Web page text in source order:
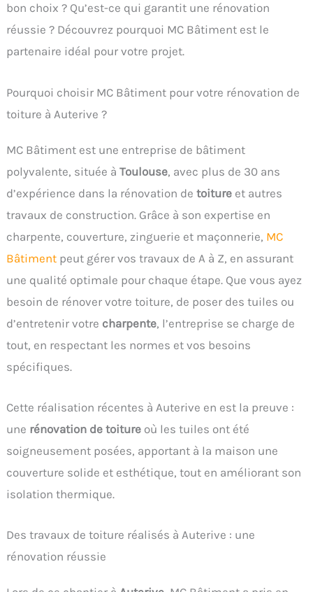
bon choix ? Qu’est-ce qui garantit une rénovation
réussie ? Découvrez pourquoi MC Bâtiment est le
partenaire idéal pour votre projet.
Pourquoi choisir MC Bâtiment pour votre rénovation de
toiture à Auterive ?
MC Bâtiment est une entreprise de bâtiment
polyvalente, située àToulouse, avec plus de 30 ans
d’expérience dans la rénovation detoiture et autres
travaux de construction. Grâce à son expertise en
charpente, couverture, zinguerie et maçonnerie, MC
Bâtiment peut gérer vos travaux de A à Z, en assurant
une qualité optimale pour chaque étape. Que vous ayez
besoin de rénover votre toiture, de poser des tuiles ou
d’entretenir votre charpente, l’entreprise se charge de
tout, en respectant les normes et vos besoins
spécifiques.
Cette réalisation récentes à Auterive en est la preuve :
une rénovation de toiture où les tuiles ont été
soigneusement posées, apportant à la maison une
couverture solide et esthétique, tout en améliorant son
isolation thermique.
Des travaux de toiture réalisés à Auterive : une
rénovation réussie